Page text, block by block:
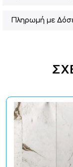
Πληρωμή με